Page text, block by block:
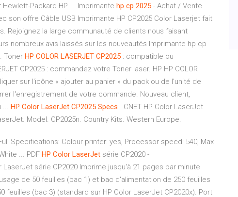
Packard HP ... Imprimante hp cp 2025 - Achat / Vente
son offre Câble USB Imprimante HP CP2025 Color Laserjet fait
Rejoignez la large communauté de clients nous faisant
nombreux avis laissés sur les nouveautés Imprimante hp cp
Toner HP COLOR LASERJET CP2025 : compatible ou
CP2025 : commandez votre Toner laser. HP HP COLOR
sur l'icône « ajouter au panier » du pack ou de l'unité de
l'enregistrement de votre commande. Nouveau client,
... HP Color LaserJet CP2025 Specs - CNET HP Color LaserJet
Model. CP2025n. Country Kits. Western Europe.
Specifications: Colour printer: yes, Processor speed: 540, Max
... PDF HP Color LaserJet série CP2020 -
LaserJet série CP2020 Imprime jusqu'à 21 pages par minute
de 50 feuilles (bac 1) et bac d'alimentation de 250 feuilles
feuilles (bac 3) (standard sur HP Color LaserJet CP2020x). Port